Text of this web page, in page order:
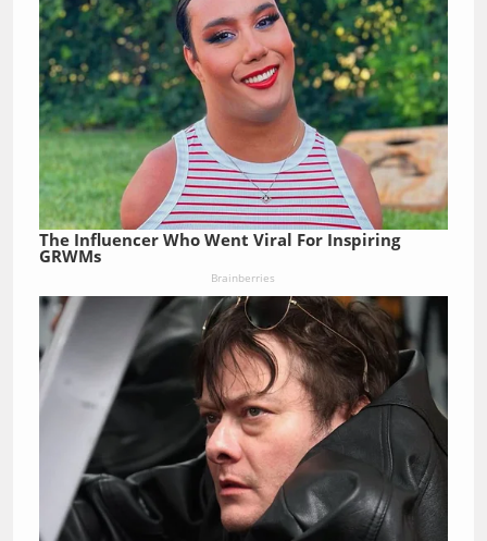
The Influencer Who Went Viral For Inspiring
GRWMs
Brainberries